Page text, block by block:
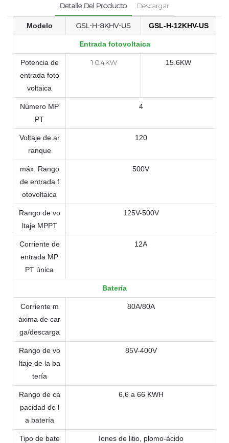
Detalle Del Producto Descargar
Modelo GSL-H-8KHV-US GSL-H-12KHV-US
Entrada fotovoltaica
Potencia de
entrada foto
voltaica
10.4KW 15.6KW
Número MP
PT
4
Voltaje de ar
ranque
120
máx. Rango
de entrada f
otovoltaica
500V
Rango de vo
ltaje MPPT
125V-500V
Corriente de
entrada MP
PT única
12A
Batería
Corriente m
áxima de car
ga/descarga
80A/80A
Rango de vo
ltaje de la ba
tería
85V-400V
Rango de ca
pacidad de l
a batería
6,6 a 66 KWH
Tipo de bate
Iones de litio, plomo-ácido